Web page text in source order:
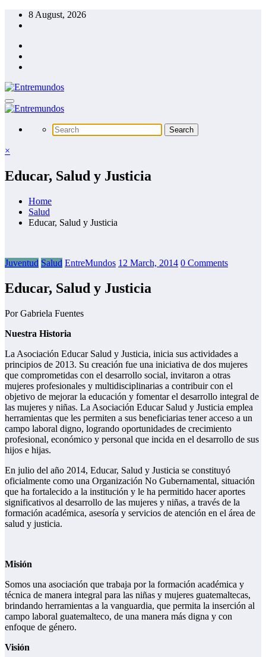
Skip
8 August, 2026
×
Educar, Salud y Justicia
Home
Salud
Educar, Salud y Justicia
Juventud Salud EntreMundos 12 March, 2014 0 Comments
Educar, Salud y Justicia
Por Gabriela Fuentes
Nuestra Historia
La Asociación Educar Salud y Justicia, inicia sus actividades a
principios de 2013. Su creación fue una iniciativa de dos mujeres
que comprometidas con el desarrollo social, invitaron a otras
mujeres profesionales y multidisciplinarias a contribuir con el
objetivo de mejorar la educación y fomentar el desarrollo integral de
las mujeres y niñas. La Asociación Educar Salud y Justicia emplea
herramientas que les permiten a sus beneficiarias tener acceso a un
campo laboral digno, logrando oportunidades de crecimiento
profesional, económico y personal que incida en el desarrollo de sus
hijos e hijas.
En julio del año 2014, Educar, Salud y Justicia se constituyó
oficialmente como una Organización No Gubernamental, situación
que ha fortalecido a la institución y le ha permitido hacer aportes
significativos al desarrollo de las mujeres y niñas, a través de la
formación académica, asesoría y servicios de atención en el área de
salud y justicia.
Misión
Somos una asociación que trabaja por la formación académica y
técnica de manera integral para las niñas y mujeres guatemaltecas,
brindando herramientas a la vanguardia, que permita la inserción al
campo laboral guatemalteco, de una manera más digna y con
enfoque de género.
Visión